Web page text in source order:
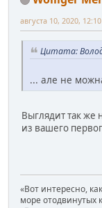
августа 10, 2020, 12:10
Цитата:
... але не
Выглядит так
из вашего
«Вот интересно,
море отодвинутых